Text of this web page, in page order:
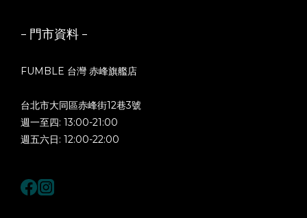
- 門市資料 -
FUMBLE 台灣 赤峰旗艦店
台北市大同區赤峰街12巷3號
週一至四: 13:00-21:00
週五六日: 12:00-22:00